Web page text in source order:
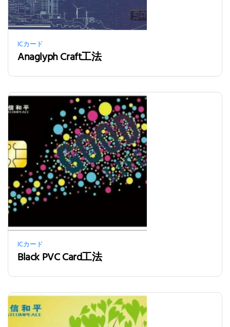
ICカード
Anaglyph Craft工法
ICカード
Black PVC Card工法